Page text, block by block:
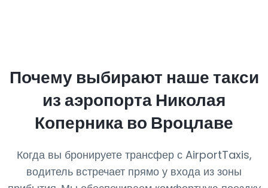
Почему выбирают наше такси
из аэропорта Николая
Коперника во Вроцлаве
Когда вы бронируете трансфер с AirportTaxis,
водитель встречает прямо у входа из зоны